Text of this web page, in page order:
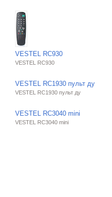
VESTEL RC930
VESTEL RC930
VESTEL RC1930 пульт ду
VESTEL RC1930 пульт ду
VESTEL RC3040 mini
VESTEL RC3040 mini